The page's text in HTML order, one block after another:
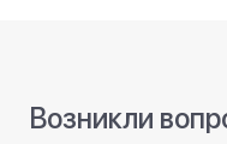
Возникли